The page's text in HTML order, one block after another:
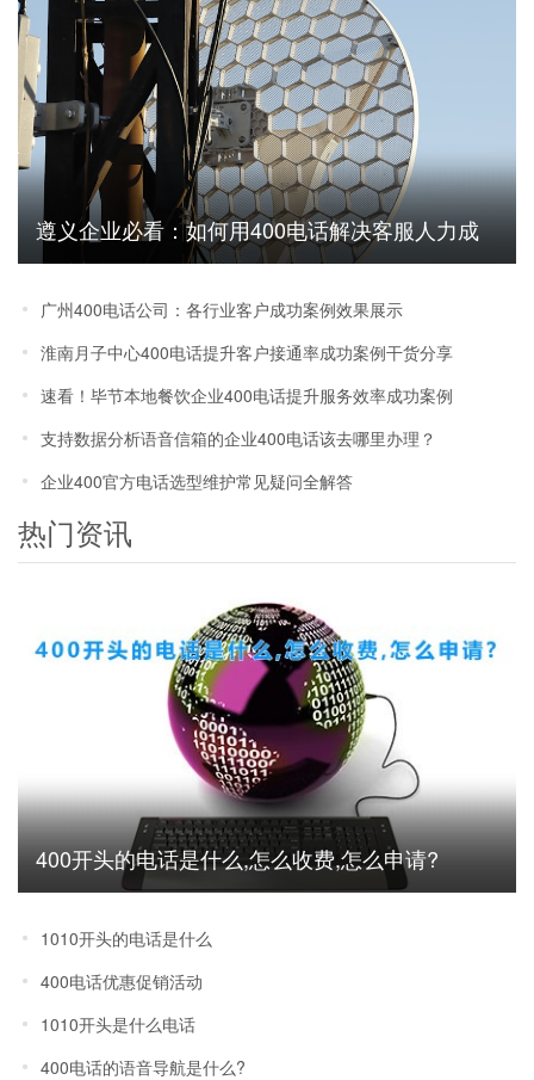
遵义企业必看：如何用400电话解决客服人力成
本高问题
广州400电话公司：各行业客户成功案例效果展示
淮南月子中心400电话提升客户接通率成功案例干货分享
速看！毕节本地餐饮企业400电话提升服务效率成功案例
支持数据分析语音信箱的企业400电话该去哪里办理？
企业400官方电话选型维护常见疑问全解答
热门资讯
400开头的电话是什么,怎么收费,怎么申请?
1010开头的电话是什么
400电话优惠促销活动
1010开头是什么电话
400电话的语音导航是什么?